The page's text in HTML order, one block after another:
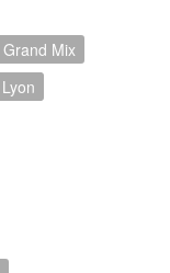
Grand Mix
Lyon